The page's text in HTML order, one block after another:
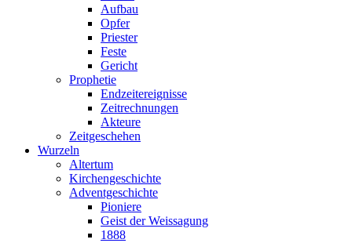
Aufbau
Opfer
Priester
Feste
Gericht
Prophetie
Endzeitereignisse
Zeitrechnungen
Akteure
Zeitgeschehen
Wurzeln
Altertum
Kirchengeschichte
Adventgeschichte
Pioniere
Geist der Weissagung
1888